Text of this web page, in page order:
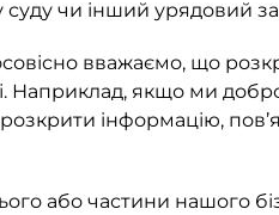
суду чи інший урядовий
вважаємо, що
Наприклад, якщо ми
інформацію,
або частини нашого